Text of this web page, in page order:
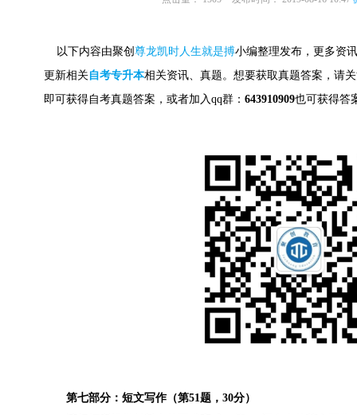
以下内容由聚创 尊龙凯时人生就是搏小编整理发布，更多资
更新相关自考专升本相关资讯、真题。想要获取真题答案，请
即可获得自考真题答案， 或者加入qq群： 643910909也可获得答
第七部分：短文写作（第51题，30分）